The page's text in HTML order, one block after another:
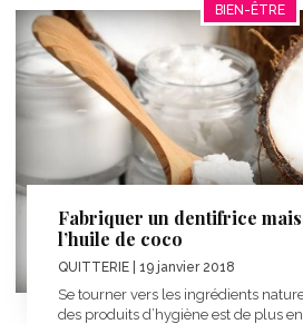
BIEN-ÊTRE
Fabriquer un dentifrice
l’huile de coco
QUITTERIE | 19 janvier 2018
Se tourner vers les ingrédients
des produits d’hygiène est de plus